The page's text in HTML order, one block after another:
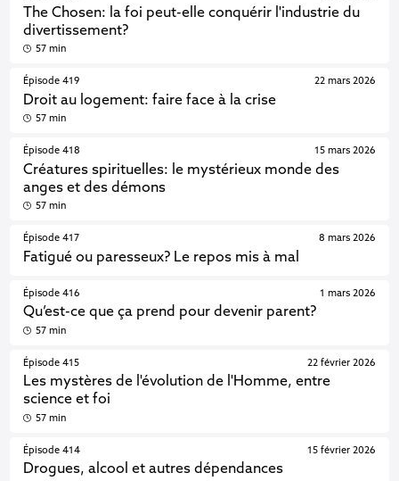
The Chosen: la foi peut-elle conquérir l'industrie du
divertissement?
57 min
Épisode 419
Droit au logement: faire face à la crise
22 mars 2026
57 min
Épisode 418
Créatures spirituelles: le mystérieux monde des
anges et des démons
15 mars 2026
57 min
Épisode 417
Fatigué ou paresseux? Le repos mis à mal
8 mars 2026
Épisode 416
Qu’est-ce que ça prend pour devenir parent?
1 mars 2026
57 min
Épisode 415
Les mystères de l'évolution de l'Homme, entre
science et foi
22 février 2026
57 min
Épisode 414
Drogues, alcool et autres dépendances
15 février 2026